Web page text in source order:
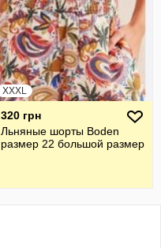
XXXL
320 грн
Льняные шорты Boden
размер 22 большой размер